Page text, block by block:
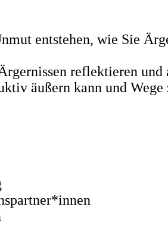
entstehen, wie Sie
reflektieren und
äußern kann und